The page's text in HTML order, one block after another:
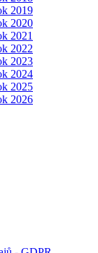
2019
2020
2021
2022
2023
2024
2025
2026